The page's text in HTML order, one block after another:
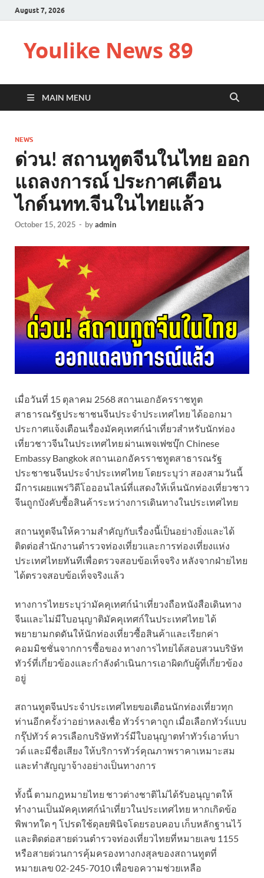
August 7, 2026
Youlike News 89
MAIN MENU
NEWS
ด่วน! สถานทูตจีนในไทย ออก
แถลงการณ์ ประกาศเตือน
ไกด์นทท.จีนในไทยแล้ว
October 15, 2025 - byadmin
เมื่อวันที่ 15 ตุลาคม 2568 สถานเอกอัครราชทูต
สาธารณรัฐประชาชนจีนประจำประเทศไทย ได้ออกมา
ประกาศแจ้งเตือนเรื่องมัคคุเทศก์นำเที่ยวสำหรับนักท่อง
เที่ยวชาวจีนในประเทศไทย ผ่านเพจเฟซบุ๊ก Chinese
Embassy Bangkok สถานเอกอัครราชทูตสาธารณรัฐ
ประชาชนจีนประจำประเทศไทย โดยระบุว่า สองสามวันนี้
มีการเผยแพร่วิดีโอออนไลน์ที่แสดงให้เห็นนักท่องเที่ยวชาว
จีนถูกบังคับซื้อสินค้าระหว่างการเดินทางในประเทศไทย
สถานทูตจีนให้ความสำคัญกับเรื่องนี้เป็นอย่างยิ่งและได้
ติดต่อสำนักงานตำรวจท่องเที่ยวและการท่องเที่ยงแห่ง
ประเทศไทยทันทีเพื่อตรวจสอบข้อเท็จจริง หลังจากฝ่ายไทย
ได้ตรวจสอบข้อเท็จจริงแล้ว
ทางการไทยระบุว่ามัคคุเทศก์นำเที่ยวงถือหนังสือเดินทาง
จีนและไม่มีใบอนุญาติมัคคุเทศก์ในประเทศไทย ได้
พยายามกดดันให้นักท่องเที่ยวซื้อสินค้าและเรียกค่า
คอมมิชชั่นจากการซื้อของ ทางการไทยได้สอบสวนบริษัท
ทัวร์ที่เกี่ยวข้องและกำลังดำเนินการเอาผิดกับผู้ที่เกี่ยวข้อง
อยู่
สถานทูตจีนประจำประเทศไทยขอเตือนนักท่องเที่ยวทุก
ท่านอีกครั้งว่าอย่าหลงเชื่อ ทัวร์ราคาถูก เมื่อเลือกทัวร์แบบ
กรุ๊ปทัวร์ ควรเลือกบริษัททัวร์มีใบอนุญาตทำทัวร์เอาท์บา
วด์ และมีชื่อเสียง ให้บริการทัวร์คุณภาพราคาเหมาะสม
และทำสัญญาจ้างอย่างเป็นทางการ
ทั้งนี้ ตามกฎหมายไทย ชาวต่างชาติไม่ได้รับอนุญาตให้
ทำงานเป็นมัคคุเทศก์นำเที่ยวในประเทศไทย หากเกิดข้อ
พิพาทใด ๆ โปรดใช้ดุลยพินิจโดยรอบคอบ เก็บหลักฐานไว้
และติดต่อสายด่วนตำรวจท่องเที่ยวไทยที่หมายเลข 1155
หรือสายด่วนการคุ้มครองทางกงสุลของสถานทูตที่
หมายเลข 02-245-7010 เพื่อขอความช่วยเหลือ